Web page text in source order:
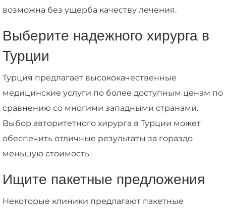
возможна без ущерба качеству лечения.
Выберите надежного хирурга в
Турции
Турция предлагает высококачественные
медицинские услуги по более доступным ценам по
сравнению со многими западными странами.
Выбор авторитетного хирурга в Турции может
обеспечить отличные результаты за гораздо
меньшую стоимость.
Ищите пакетные предложения
Некоторые клиники предлагают пакетные